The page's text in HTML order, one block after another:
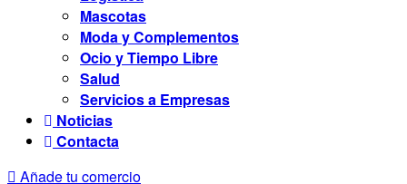
Mascotas
Moda y Complementos
Ocio y Tiempo Libre
Salud
Servicios a Empresas
Noticias
Contacta
Añade tu comercio